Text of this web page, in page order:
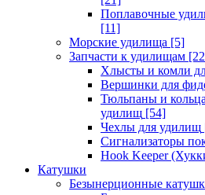
Поплавочные
[11]
Морские удилища [5]
Запчасти к удилищам
Хлысты и комли
Вершинки для
Тюльпаны и
удилищ [54]
Чехлы для удилищ
Сигнализаторы
Hook Keeper
Катушки
Безынерционные